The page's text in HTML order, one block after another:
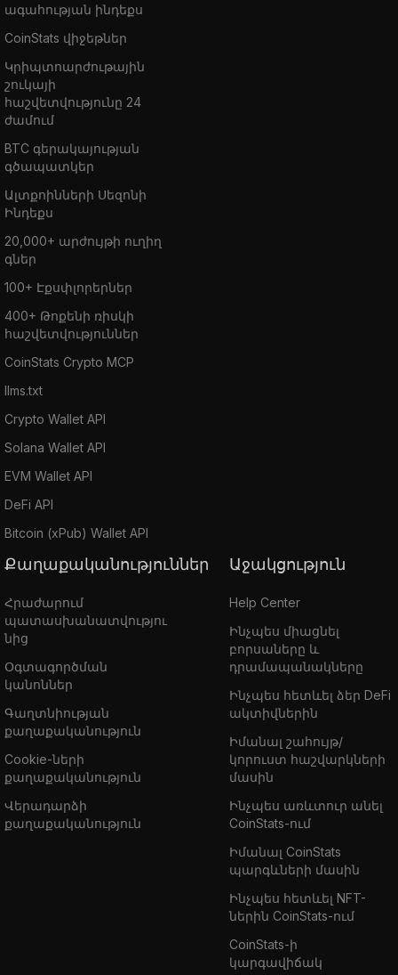
ագահության ինդեքս
CoinStats վիջեթներ
Կրիպտոարժութային
շուկայի
հաշվետվությունը 24
ժամում
BTC գերակայության
գծապատկեր
Ալտքոինների Սեզոնի
Ինդեքս
20,000+ արժույթի ուղիղ
գներ
100+ Էքսփլորերներ
400+ Թոքենի ռիսկի
հաշվետվություններ
CoinStats Crypto MCP
llms.txt
Crypto Wallet API
Solana Wallet API
EVM Wallet API
DeFi API
Bitcoin (xPub) Wallet API
Քաղաքականություններ
Հրաժարում
պատասխանատվությու
նից
Օգտագործման
կանոններ
Գաղտնիության
քաղաքականություն
Cookie-ների
քաղաքականություն
Վերադարձի
քաղաքականություն
Աջակցություն
Help Center
Ինչպես միացնել
բորսաները և
դրամապանակները
Ինչպես հետևել ձեր DeFi
ակտիվներին
Իմանալ շահույթ/
կորուստ հաշվարկների
մասին
Ինչպես առևտուր անել
CoinStats-ում
Իմանալ CoinStats
պարգևների մասին
Ինչպես հետևել NFT-
ներին CoinStats-ում
CoinStats-ի
կարգավիճակ